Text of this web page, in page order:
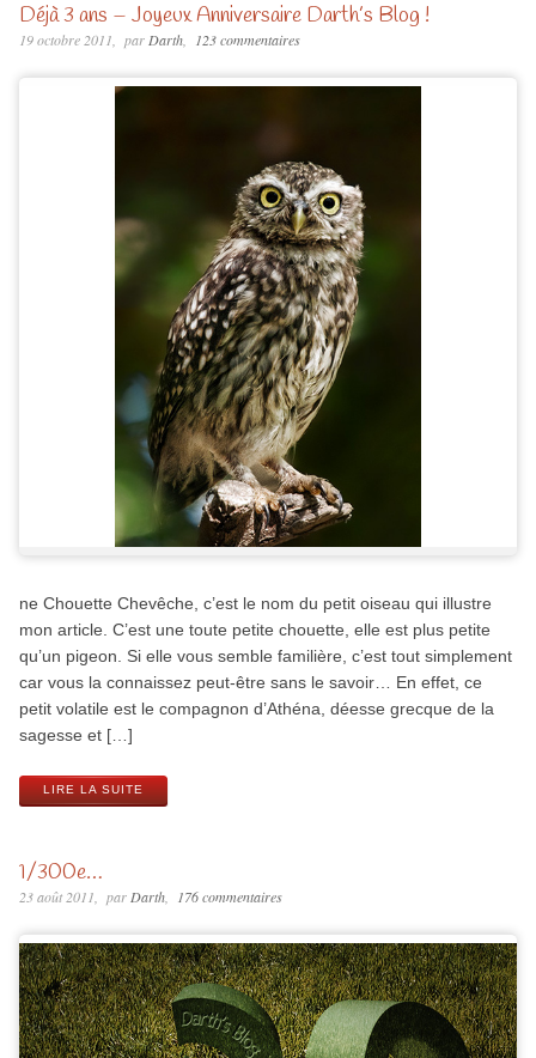
Déjà 3 ans – Joyeux Anniversaire Darth’s Blog !
19 octobre 2011 parDarth 123 commentaires
ne Chouette Chevêche, c’est le nom du petit oiseau qui illustre
mon article. C’est une toute petite chouette, elle est plus petite
qu’un pigeon. Si elle vous semble familière, c’est tout simplement
car vous la connaissez peut-être sans le savoir… En effet, ce
petit volatile est le compagnon d’Athéna, déesse grecque de la
sagesse et […]
LIRE LA SUITE
1/300e…
23 août 2011 parDarth 176 commentaires